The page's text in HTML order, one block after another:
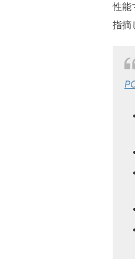
性能
指摘